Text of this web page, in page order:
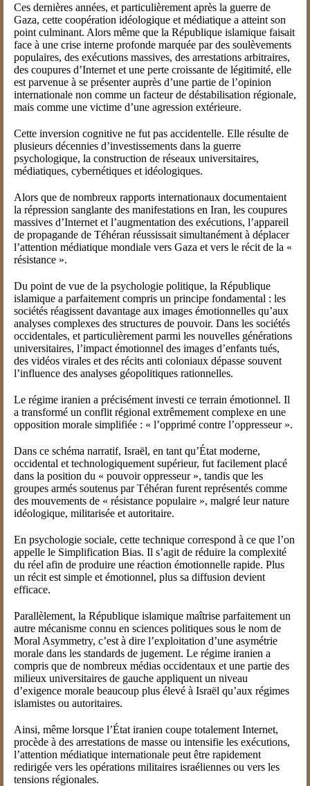
Ces dernières années, et particulièrement après la guerre de
Gaza, cette coopération idéologique et médiatique a atteint son
point culminant. Alors même que la République islamique faisait
face à une crise interne profonde marquée par des soulèvements
populaires, des exécutions massives, des arrestations arbitraires,
des coupures d’Internet et une perte croissante de légitimité, elle
est parvenue à se présenter auprès d’une partie de l’opinion
internationale non comme un facteur de déstabilisation régionale,
mais comme une victime d’une agression extérieure.
Cette inversion cognitive ne fut pas accidentelle. Elle résulte de
plusieurs décennies d’investissements dans la guerre
psychologique, la construction de réseaux universitaires,
médiatiques, cybernétiques et idéologiques.
Alors que de nombreux rapports internationaux documentaient
la répression sanglante des manifestations en Iran, les coupures
massives d’Internet et l’augmentation des exécutions, l’appareil
de propagande de Téhéran réussissait simultanément à déplacer
l’attention médiatique mondiale vers Gaza et vers le récit de la «
résistance ».
Du point de vue de la psychologie politique, la République
islamique a parfaitement compris un principe fondamental : les
sociétés réagissent davantage aux images émotionnelles qu’aux
analyses complexes des structures de pouvoir. Dans les sociétés
occidentales, et particulièrement parmi les nouvelles générations
universitaires, l’impact émotionnel des images d’enfants tués,
des vidéos virales et des récits anti coloniaux dépasse souvent
l’influence des analyses géopolitiques rationnelles.
Le régime iranien a précisément investi ce terrain émotionnel. Il
a transformé un conflit régional extrêmement complexe en une
opposition morale simplifiée : « l’opprimé contre l’oppresseur ».
Dans ce schéma narratif, Israël, en tant qu’État moderne,
occidental et technologiquement supérieur, fut facilement placé
dans la position du « pouvoir oppresseur », tandis que les
groupes armés soutenus par Téhéran furent représentés comme
des mouvements de « résistance populaire », malgré leur nature
idéologique, militarisée et autoritaire.
En psychologie sociale, cette technique correspond à ce que l’on
appelle le Simplification Bias. Il s’agit de réduire la complexité
du réel afin de produire une réaction émotionnelle rapide. Plus
un récit est simple et émotionnel, plus sa diffusion devient
efficace.
Parallèlement, la République islamique maîtrise parfaitement un
autre mécanisme connu en sciences politiques sous le nom de
Moral Asymmetry, c’est à dire l’exploitation d’une asymétrie
morale dans les standards de jugement. Le régime iranien a
compris que de nombreux médias occidentaux et une partie des
milieux universitaires de gauche appliquent un niveau
d’exigence morale beaucoup plus élevé à Israël qu’aux régimes
islamistes ou autoritaires.
Ainsi, même lorsque l’État iranien coupe totalement Internet,
procède à des arrestations de masse ou intensifie les exécutions,
l’attention médiatique internationale peut être rapidement
redirigée vers les opérations militaires israéliennes ou vers les
tensions régionales.